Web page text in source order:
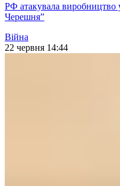
РФ атакувала виробництво
Черешня”
Війна
22 червня 14:44